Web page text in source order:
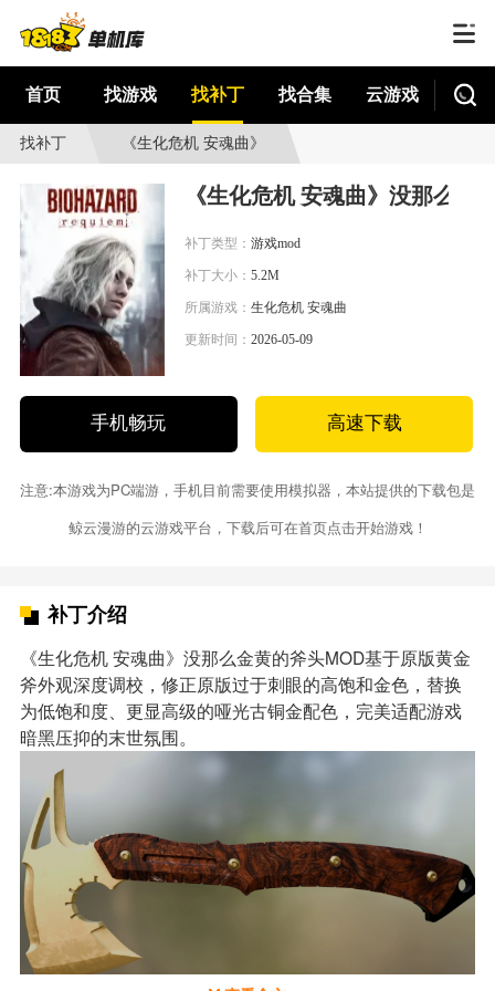
首页 找游戏 找补丁 找合集 云游戏
找补丁 《生化危机 安魂曲》
没那么金黄的斧头
《生化危机 安魂曲》没那么金
补丁类型：游戏mod
补丁大小：5.2M
所属游戏：生化危机 安魂曲
更新时间：2026-05-09
手机畅玩 高速下载
注意:本游戏为PC端游，手机目前需要使用模拟器，本站提供的下载包是
鲸云漫游的云游戏平台，下载后可在首页点击开始游戏！
补丁介绍
《生化危机 安魂曲》没那么金黄的斧头MOD基于原版黄金
斧外观深度调校，修正原版过于刺眼的高饱和金色，替换
为低饱和度、更显高级的哑光古铜金配色，完美适配游戏
暗黑压抑的末世氛围。